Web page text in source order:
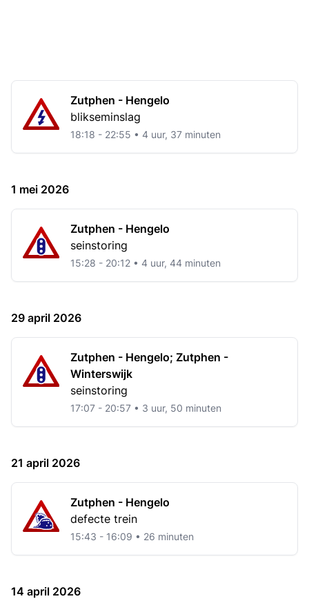
Zutphen - Hengelo
blikseminslag
18:18 - 22:55 • 4 uur, 37 minuten
1 mei 2026
Zutphen - Hengelo
seinstoring
15:28 - 20:12 • 4 uur, 44 minuten
29 april 2026
Zutphen - Hengelo; Zutphen -
Winterswijk
seinstoring
17:07 - 20:57 • 3 uur, 50 minuten
21 april 2026
Zutphen - Hengelo
defecte trein
15:43 - 16:09 • 26 minuten
14 april 2026